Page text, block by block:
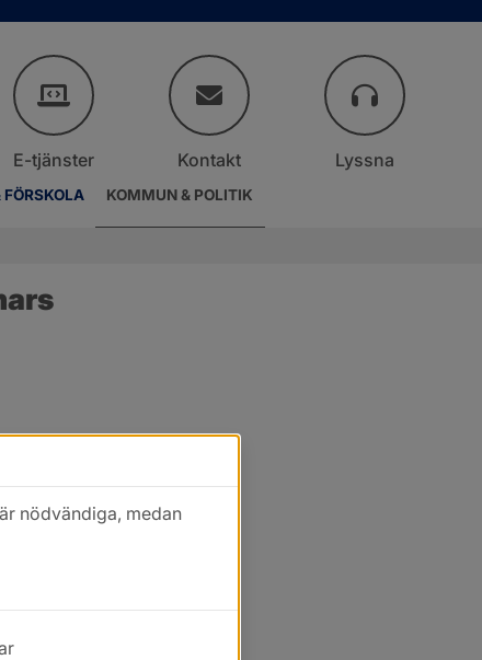
KOMMUN & POLITIK
E-tjänster Kontakt Lyssna
nödvändiga, medan